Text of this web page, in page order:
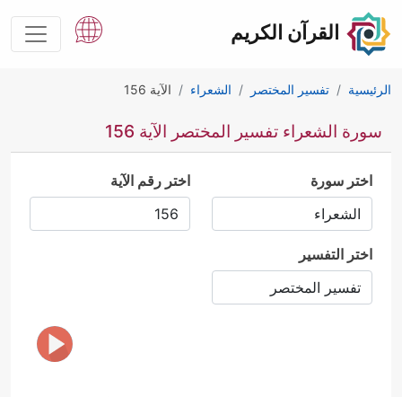
القرآن الكريم
الرئيسية تفسير المختصر الشعراء الآية 156
سورة الشعراء تفسير المختصر الآية 156
اختر سورة اختر رقم الآية
اختر التفسير